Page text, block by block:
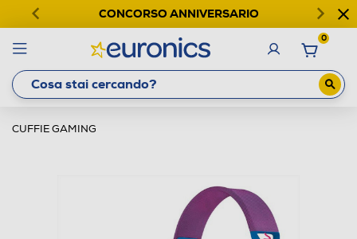
CONCORSO ANNIVERSARIO
0
CUFFIE GAMING